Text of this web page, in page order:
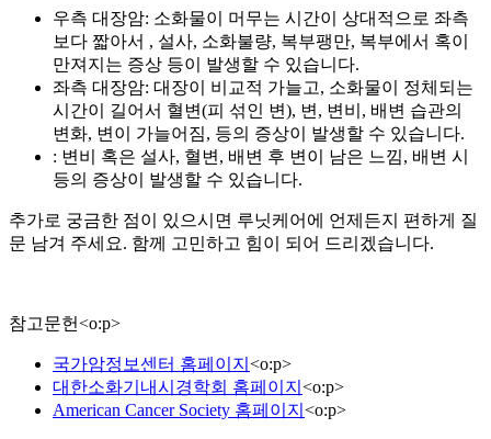
우측 대장암: 소화물이 머무는 시간이 상대적으로 좌측
보다 짧아서 , 설사, 소화불량, 복부팽만, 복부에서 혹이
만져지는 증상 등이 발생할 수 있습니다.
좌측 대장암: 대장이 비교적 가늘고, 소화물이 정체되는
시간이 길어서 혈변(피 섞인 변), 변, 변비, 배변 습관의
변화, 변이 가늘어짐, 등의 증상이 발생할 수 있습니다.
: 변비 혹은 설사, 혈변, 배변 후 변이 남은 느낌, 배변 시
등의 증상이 발생할 수 있습니다.
추가로 궁금한 점이 있으시면 루닛케어에 언제든지 편하게 질
문 남겨 주세요. 함께 고민하고 힘이 되어 드리겠습니다.
참고문헌<o:p>
국가암정보센터 홈페이지 <o:p>
대한소화기내시경학회 홈페이지 <o:p>
American Cancer Society 홈페이지 <o:p>